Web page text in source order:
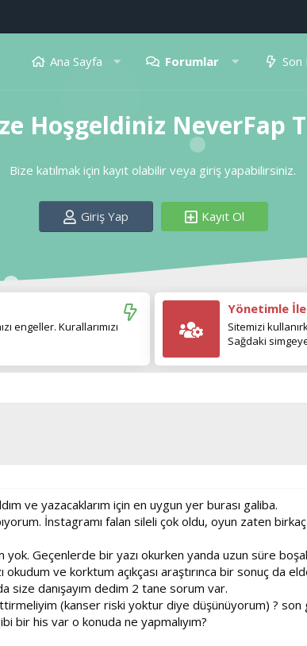
Ana Sayfa Forumlar Son
Hoşgeldiniz NeverFap
Bize katılmak için kayıt olabilir veya giriş yapabilirsiniz.
Giriş Yap Kayıt Ol
engeller. Kurallarımızı
Yönetimle
Sitemizi
Sağdaki
ve yazacaklarım için en uygun yer burası galiba.
İnstagramı falan sileli çok oldu, oyun zaten birkaç
yok. Geçenlerde bir yazı okurken yanda uzun süre
ve korktum açıkçası araştırınca bir sonuç da
size danışayım dedim 2 tane sorum var.
(kanser riski yoktur diye düşünüyorum) ? son
bir his var o konuda ne yapmalıyım?